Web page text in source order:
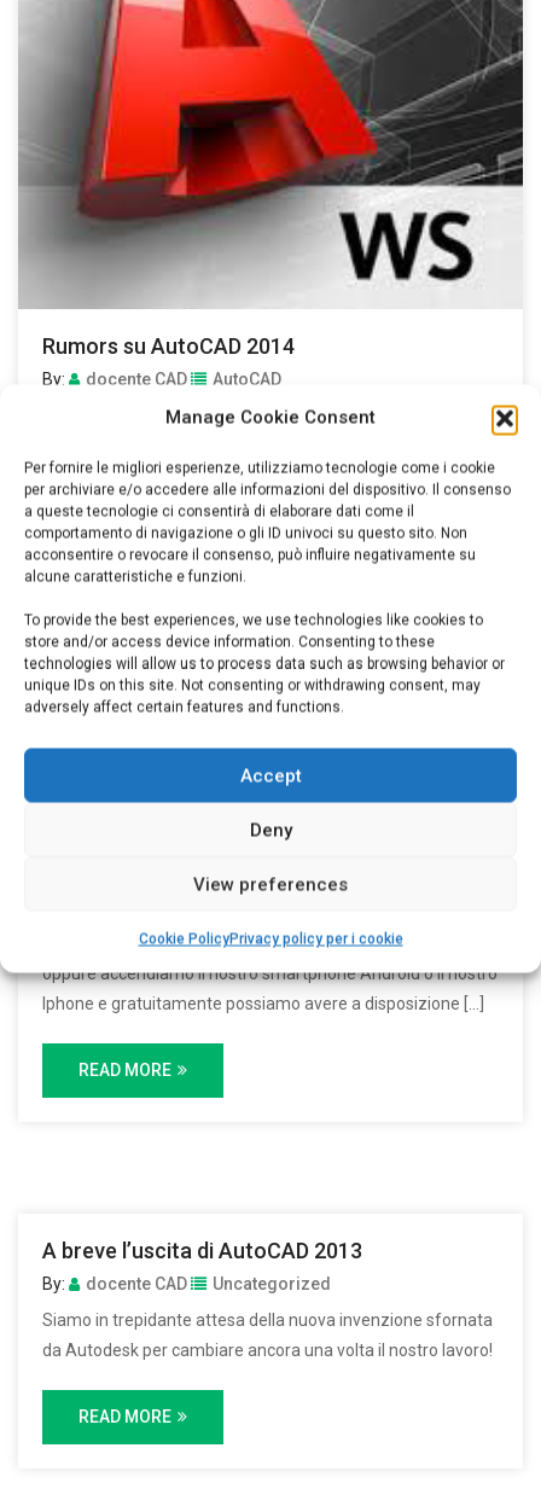
Manage Cookie Consent
Per fornire le migliori esperienze, utilizziamo tecnologie come i cookie
per archiviare e/o accedere alle informazioni del dispositivo. Il consenso
a queste tecnologie ci consentirà di elaborare dati come il
comportamento di navigazione o gli ID univoci su questo sito. Non
acconsentire o revocare il consenso, può influire negativamente su
alcune caratteristiche e funzioni.
To provide the best experiences, we use technologies like cookies to
store and/or access device information. Consenting to these
technologies will allow us to process data such as browsing behavior or
unique IDs on this site. Not consenting or withdrawing consent, may
adversely affect certain features and functions.
Accept
Deny
View preferences
Cookie PolicyPrivacy policy per i cookie
Rumors su AutoCAD 2014
By: docente CAD
AutoCAD
Lo spash screen di AutoCAD – nel 2013 A quanto pare sta
siano già stati coinvolti nella sperimentazione della nuova
versione di AutoCAD, che secondo la tradizione dovrebbe
uscire a aprile-maggio (gli altri anni è andata così). Di solito
esce prima la versione inglese e poi […]
READ MORE
Software Autodesk sulla nuvola
programmi geniali per il CAD e la grafica “on the cloud”.
per esempio avviamo il browser del computer o del netbook,
oppure accendiamo il nostro smartphone Android o il nostro
Iphone e gratuitamente possiamo avere a disposizione […]
READ MORE
A breve l’uscita di AutoCAD 2013
By: docente CAD
Uncategorized
Siamo in trepidante attesa della nuova invenzione sfornata
da Autodesk per cambiare ancora una volta il nostro lavoro!
READ MORE